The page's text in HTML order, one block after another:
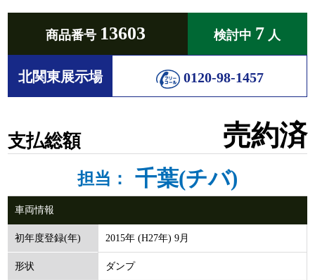
商品番号 13603 検討中 7 人
北関東展示場 0120-98-1457
支払総額 売約済
担当： 千葉(チバ)
車両情報
初年度登録(年) 2015年 (H27年) 9月
形状 ダンプ